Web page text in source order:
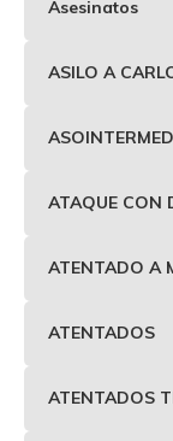
Asesinatos
ASILO A
ATAQUE CON
ATENTADO A
ATENTADOS
ATENTADOS